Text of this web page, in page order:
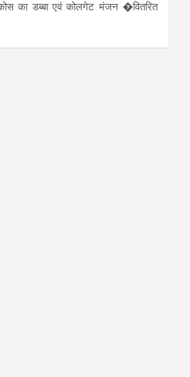
का डब्बा एवं कोलगेट मंजन �वितरित